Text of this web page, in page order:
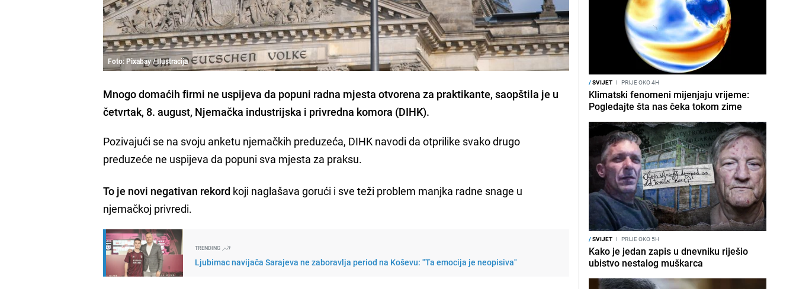
Foto: Pixabay / Ilustracija
Mnogo domaćih firmi ne uspijeva da popuni radna mjesta otvorena za praktikante, saopštila je u
četvrtak, 8. august, Njemačka industrijska i privredna komora (DIHK).
Pozivajući se na svoju anketu njemačkih preduzeća, DIHK navodi da otprilike svako drugo
preduzeće ne uspijeva da popuni sva mjesta za praksu.
To je novi negativan rekord koji naglašava gorući i sve teži problem manjka radne snage u
njemačkoj privredi.
TRENDING
Ljubimac navijača Sarajeva ne zaboravlja period na Koševu: "Ta emocija je neopisiva"
/SVIJET I PRIJE OKO 4H
Klimatski fenomeni mijenjaju vrijeme:
Pogledajte šta nas čeka tokom zime
/SVIJET I PRIJE OKO 5H
Kako je jedan zapis u dnevniku riješio
ubistvo nestalog muškarca